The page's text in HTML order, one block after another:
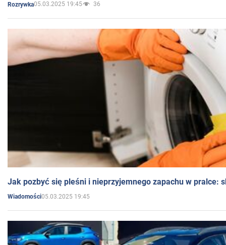
Rozrywka05.03.2025 19:45 36
Jak pozbyć się pleśni i nieprzyjemnego zapachu w pralce:
Wiadomości05.03.2025 19:45